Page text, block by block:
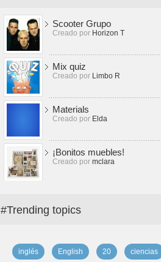
Scooter Grupo
Creado por Horizon T
Mix quiz
Creado por Limbo R
Materials
Creado por Elda
¡Bonitos muebles!
Creado por mclara
#Trending topics
inglés English 20 ciencias